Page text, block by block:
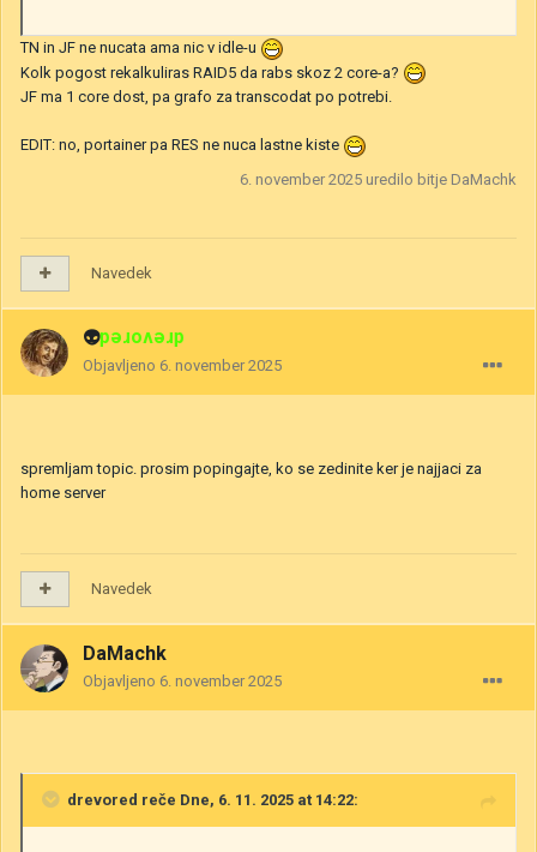
TN in JF ne nucata ama nic v idle-u
Kolk pogost rekalkuliras RAID5 da rabs skoz 2 core-a?
JF ma 1 core dost, pa grafo za transcodat po potrebi.
EDIT: no, portainer pa RES ne nuca lastne kiste
6. november 2025 uredilo bitje DaMachk
Navedek
👽drevored
Objavljeno 6. november 2025
spremljam topic. prosim popingajte, ko se zedinite ker je najjaci za
home server
Navedek
DaMachk
Objavljeno 6. november 2025
drevored reče Dne, 6. 11. 2025 at 14:22: